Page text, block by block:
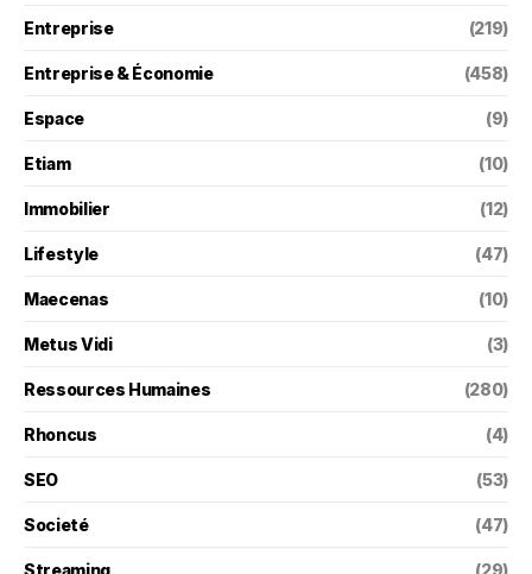
Entreprise (219)
Entreprise & Économie (458)
Espace (9)
Etiam (10)
Immobilier (12)
Lifestyle (47)
Maecenas (10)
Metus Vidi (3)
Ressources Humaines (280)
Rhoncus (4)
SEO (53)
Societé (47)
Streaming (29)